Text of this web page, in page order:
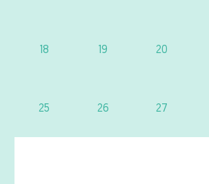
18 19 20
25 26 27